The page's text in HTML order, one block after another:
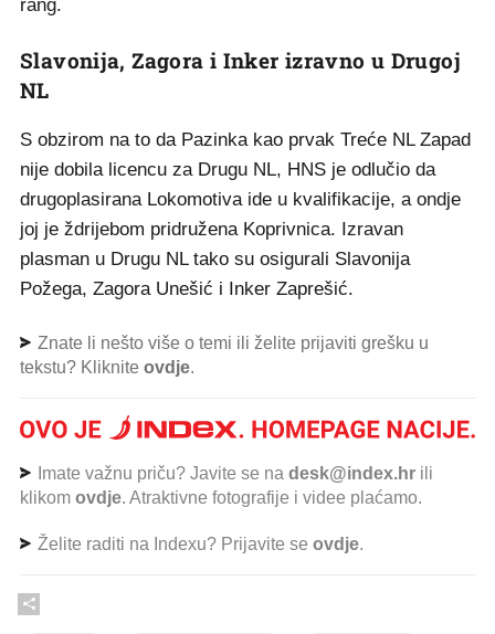
rang.
Slavonija, Zagora i Inker izravno u Drugoj
NL
S obzirom na to da Pazinka kao prvak Treće NL Zapad
nije dobila licencu za Drugu NL, HNS je odlučio da
drugoplasirana Lokomotiva ide u kvalifikacije, a ondje
joj je ždrijebom pridružena Koprivnica. Izravan
plasman u Drugu NL tako su osigurali Slavonija
Požega, Zagora Unešić i Inker Zaprešić.
Znate li nešto više o temi ili želite prijaviti grešku u
tekstu? Kliknite ovdje.
Imate važnu priču? Javite se na desk@index.hr ili
klikom ovdje. Atraktivne fotografije i videe plaćamo.
Želite raditi na Indexu? Prijavite se ovdje.